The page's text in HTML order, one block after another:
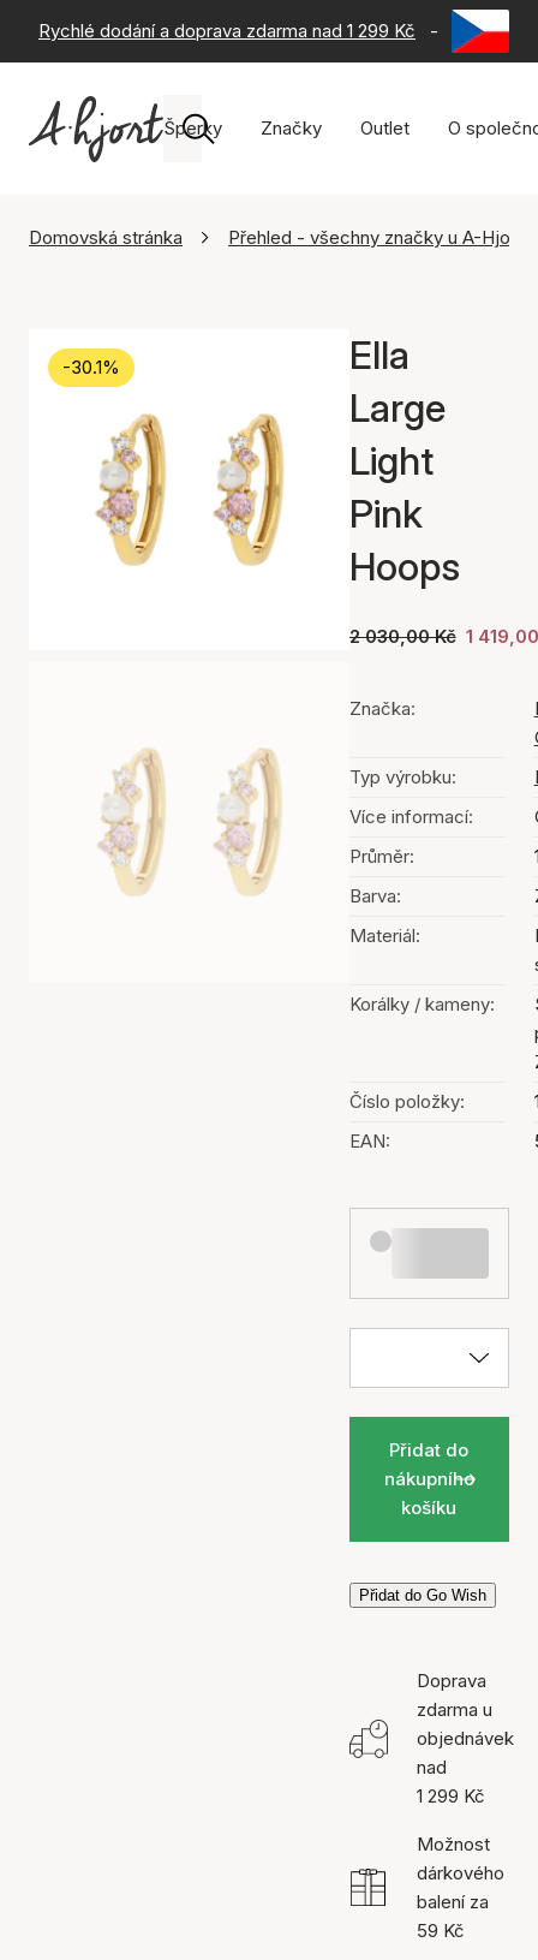
Rychlé dodání a doprava zdarma nad 1 299 Kč - 60 dní
Šperky Značky Outlet O
Domovská stránka Přehled - všechny značky u A-Hjort
-30.1%
Ella
Large
Light
Pink
Hoops
2 030,00 Kč 1
Značka:
Typ výrobku:
Více informací:
Průměr:
Barva:
Materiál:
Korálky / kameny:
Číslo položky:
EAN:
Přidat do
nákupního
košíku
Přidat do Go Wish
Doprava
zdarma u
objednávek
nad
1 299 Kč
Možnost
dárkového
balení za
59 Kč